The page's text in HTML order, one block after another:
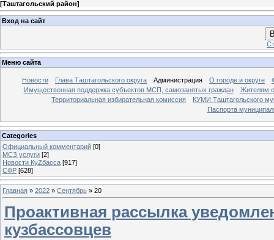
[Таштагольский район]
Вход на сайт
Меню сайта
Новости Глава Таштагольского округа Администрация О городе и округе
Имущественная поддержка субъектов МСП, самозанятых граждан
Жителям
Территориальная избирательная комиссия
КУМИ Таштагольского
Паспорта
Categories
Официальный комментарий [0]
МСЗ услуги [2]
Новости КуZбасса [917]
СФР [628]
Главная » 2022 » Сентябрь » 20
Проактивная рассылка
кузбассовцев